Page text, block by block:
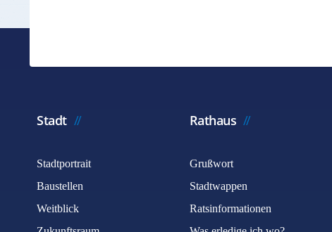
Stadt
Stadtportrait
Baustellen
Weitblick
Rathaus
Grußwort
Stadtwappen
Ratsinformationen